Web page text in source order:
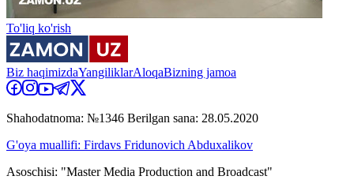
To'liq ko'rish
Biz haqimizdaYangiliklarAloqaBizning jamoa
Shahodatnoma: №1346 Berilgan sana: 28.05.2020
G'oya muallifi: Firdavs Fridunovich Abduxalikov
Asoschisi: "Master Media Production and Broadcast"